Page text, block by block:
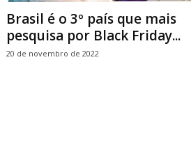
Brasil é o 3º país que mais
pesquisa por Black Friday...
20 de novembro de 2022